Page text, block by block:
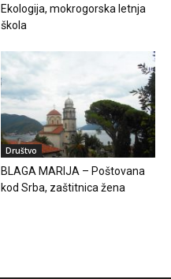
Ekologija, mokrogorska letnja
škola
Društvo
BLAGA MARIJA – Poštovana
kod Srba, zaštitnica žena